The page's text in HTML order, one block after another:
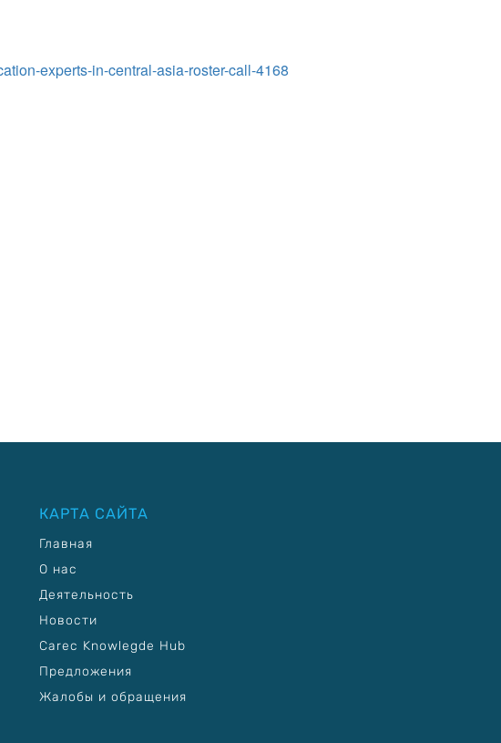
experts-in-central-asia-roster-call-4168
КАРТА САЙТА
Главная
О нас
Деятельность
Новости
Carec Knowlegde Hub
Предложения
Жалобы и обращения